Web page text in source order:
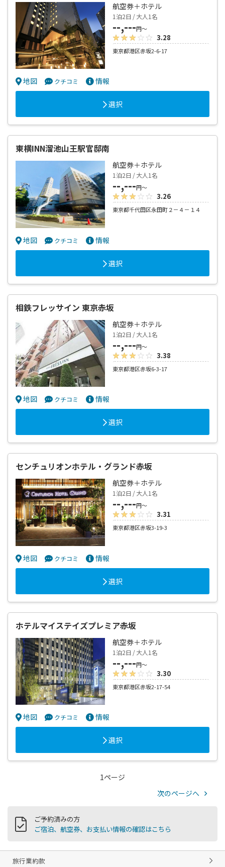
航空券＋ホテル
1泊2日 / 大人1名
--,---円～
3.28
東京都港区赤坂2-6-17
地図 クチコミ 情報
選択
東横INN溜池山王駅官邸南
航空券＋ホテル
1泊2日 / 大人1名
--,---円～
3.26
東京都千代田区永田町２－４－１４
地図 クチコミ 情報
選択
相鉄フレッサイン 東京赤坂
航空券＋ホテル
1泊2日 / 大人1名
--,---円～
3.38
東京都港区赤坂6-3-17
地図 クチコミ 情報
選択
センチュリオンホテル・グランド赤坂
航空券＋ホテル
1泊2日 / 大人1名
--,---円～
3.31
東京都港区赤坂3-19-3
地図 クチコミ 情報
選択
ホテルマイステイズプレミア赤坂
航空券＋ホテル
1泊2日 / 大人1名
--,---円～
3.30
東京都港区赤坂2-17-54
地図 クチコミ 情報
選択
1ページ
次のページへ
ご予約済みの方
ご宿泊、航空券、お支払い情報の確認はこちら
旅行業約款